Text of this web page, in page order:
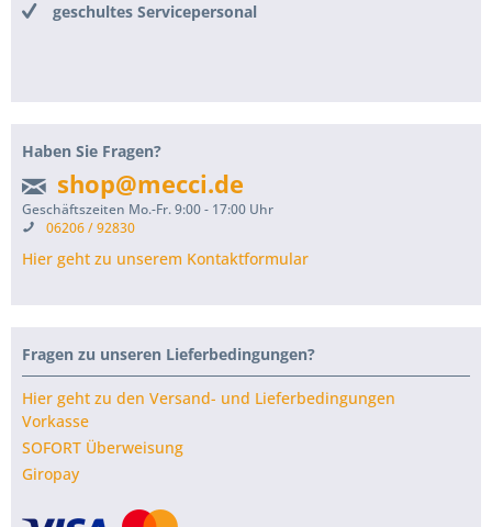
geschultes Servicepersonal
Haben Sie Fragen?
shop@mecci.de
Geschäftszeiten Mo.-Fr. 9:00 - 17:00 Uhr
06206 / 92830
Hier geht zu unserem Kontaktformular
Fragen zu unseren Lieferbedingungen?
Hier geht zu den Versand- und Lieferbedingungen
Vorkasse
SOFORT Überweisung
Giropay